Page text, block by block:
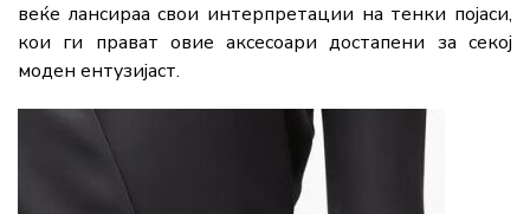
веќе лансираа свои интерпретации на тенки појаси,
кои ги прават овие аксесоари достапени за секој
моден ентузијаст.